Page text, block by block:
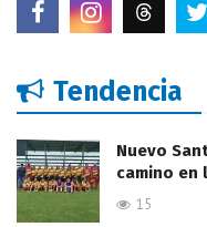
Tendencia
Nuevo
camino en
15